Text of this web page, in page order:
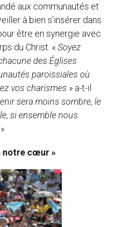
aux communautés et
à bien s’insérer dans
être en synergie avec
du Christ. « Soyez
des Églises
paroissiales où
vos charismes » a-t-il
sera moins sombre, le
si ensemble nous
»
notre cœur »